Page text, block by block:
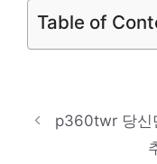
Table of
p360twr 당신